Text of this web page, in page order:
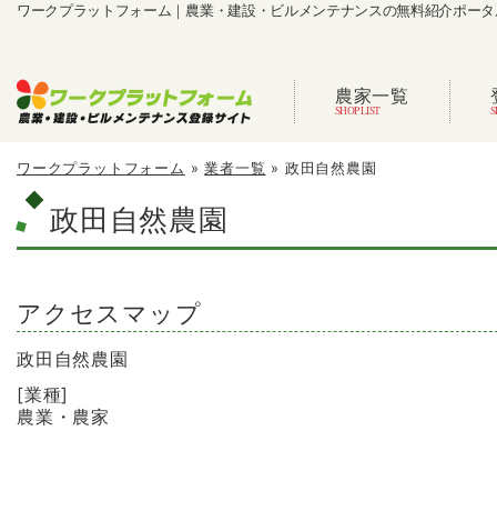
ワークプラットフォーム｜農業・建設・ビルメンテナンスの無料紹介ポー
農家一覧
ワークプラットフォーム »業者一覧 » 政田自然農園
政田自然農園
アクセスマップ
政田自然農園
[業種]
農業・農家